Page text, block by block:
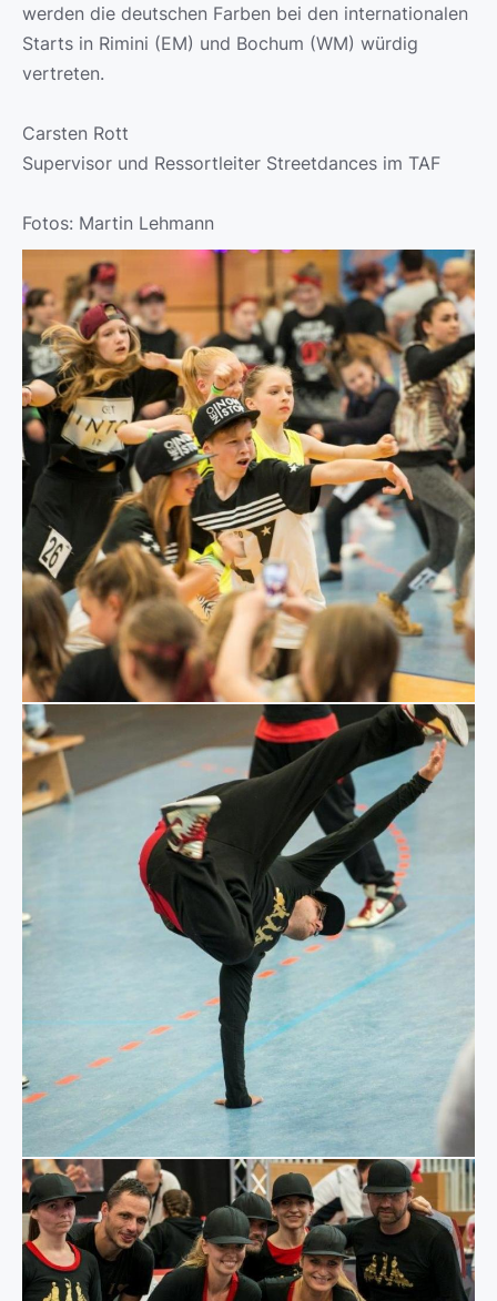
werden die deutschen Farben bei den internationalen
Starts in Rimini (EM) und Bochum (WM) würdig
vertreten.
Carsten Rott
Supervisor und Ressortleiter Streetdances im TAF
Fotos: Martin Lehmann